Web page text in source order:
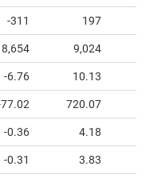
-311 197
8,654 9,024
-6.76 10.13
720.07
-0.36 4.18
-0.31 3.83